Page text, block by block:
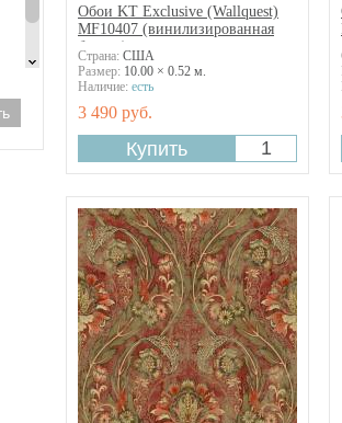
Обои KT Exclusive (Wallquest)
MF10407 (винилизированная
бумага)
Страна: США
Размер: 10.00 × 0.52 м.
Наличие: есть
3 490 руб.